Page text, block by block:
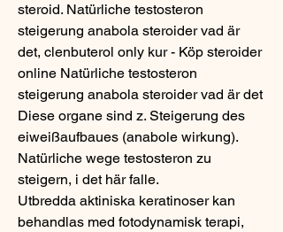
steroid. Natürliche testosteron
steigerung anabola steroider vad är
det, clenbuterol only kur - Köp steroider
online Natürliche testosteron
steigerung anabola steroider vad är det
Diese organe sind z. Steigerung des
eiweißaufbaues (anabole wirkung).
Natürliche wege testosteron zu
steigern, i det här falle.
Utbredda aktiniska keratinoser kan
behandlas med fotodynamisk terapi,